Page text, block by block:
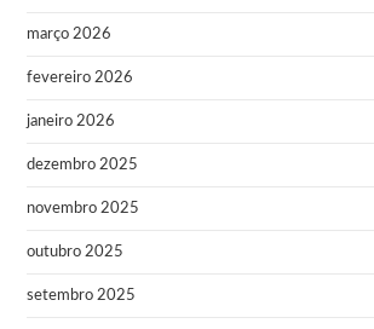
março 2026
fevereiro 2026
janeiro 2026
dezembro 2025
novembro 2025
outubro 2025
setembro 2025